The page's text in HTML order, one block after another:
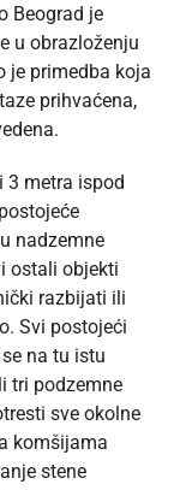
Beograd je
u obrazloženju
je primedba koja
prihvaćena,
3 metra ispod
nadzemne
ostali objekti
razbijati ili
Svi postojeći
na tu istu
tri podzemne
sve okolne
komšijama
stene